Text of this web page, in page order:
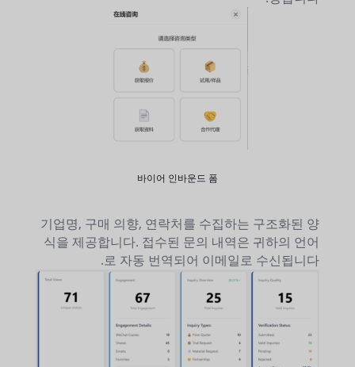
바이어 인바운드 폼
기업명, 구매 의향, 연락처를 수집하는 구조화된 양
식을 제공합니다. 접수된 문의 내역은 귀하의 언어
로 자동 번역되어 이메일로 수신됩니다.